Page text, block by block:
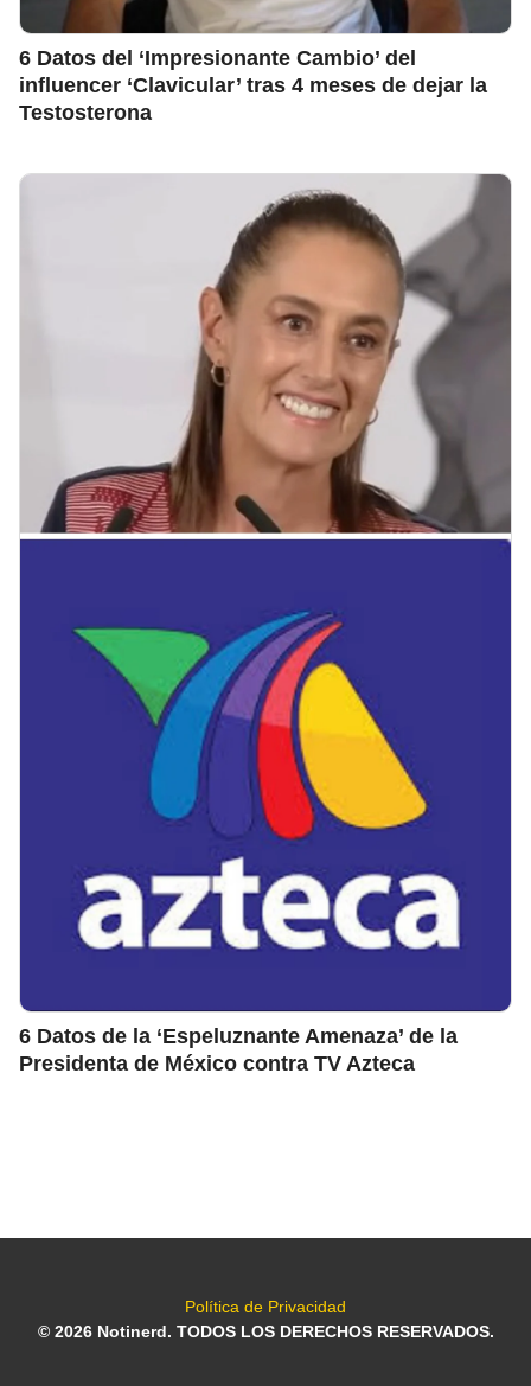
6 Datos del ‘Impresionante Cambio’ del
influencer ‘Clavicular’ tras 4 meses de dejar la
Testosterona
6 Datos de la ‘Espeluznante Amenaza’ de la
Presidenta de México contra TV Azteca
Política de Privacidad
© 2026 Notinerd. TODOS LOS DERECHOS RESERVADOS.